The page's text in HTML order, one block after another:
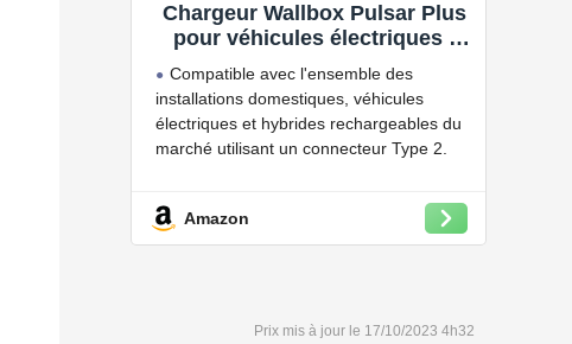
Chargeur Wallbox Pulsar Plus
pour véhicules électriques -
Puissance réglable jusqu'à 7.4
KW, câble de Charge Type 2,
Wi-FI et Bluetooth, OCPP
Compatible avec l'ensemble des
installations domestiques, véhicules
électriques et hybrides rechargeables du
marché utilisant un connecteur Type 2.
surveillez et planifiez vos charges,
consultez les statistiques en temps réel et
et à l'extérieur, car il résiste à l'eau et à la
Amazon
17/10/2023 4h32